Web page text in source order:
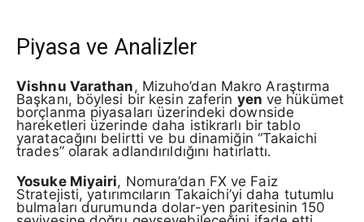
Piyasa ve Analizler
Vishnu Varathan, Mizuho’dan Makro Araştırma
Başkanı, böylesi bir kesin zaferin yen ve hükümet
borçlanma piyasaları üzerindeki downs­ide
hareketleri üzerinde daha istikrarlı bir tablo
yaratacağını belirtti ve bu dinamiğin “Takaichi
trades” olarak adlandırıldığını hatırlattı.
Yosuke Miyairi, Nomura’dan FX ve Faiz
Stratejisti, yatırımcıların Takaichi’yi daha tutumlu
bulmaları durumunda dolar-yen paritesinin 150